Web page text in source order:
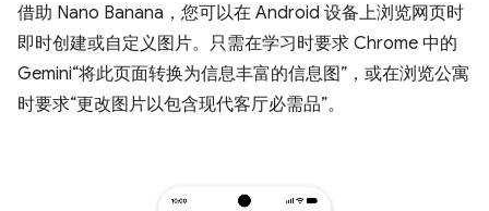
借助 Nano Banana，您可以在 Android 设备上浏览网页时
即时创建或自定义图片。只需在学习时要求 Chrome 中的
Gemini“将此页面转换为信息丰富的信息图”，或在浏览公寓
时要求“更改图片以包含现代客厅必需品”。